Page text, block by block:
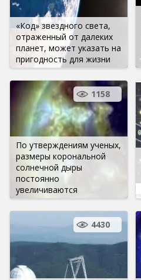
«Код» звездного света,
отраженный от далеких
планет, может указать на
пригодность для жизни
По утверждениям ученых,
размеры корональной
солнечной дыры
постоянно
увеличиваются
1158
4430